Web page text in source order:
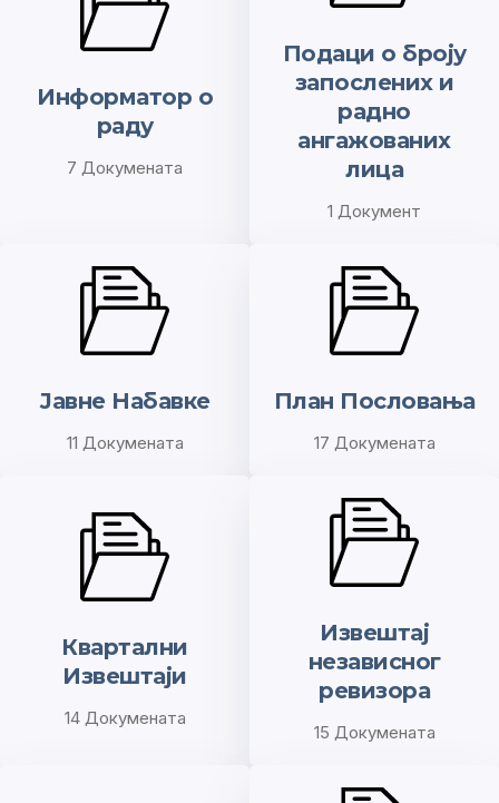
Информатор о
раду
7 Докумената
Подаци о броју
запослених и
радно
ангажованих
лица
1 Документ
Јавне Набавке
11 Докумената
План Пословања
17 Докумената
Квартални
Извештаји
14 Докумената
Извештај
независног
ревизора
15 Докумената